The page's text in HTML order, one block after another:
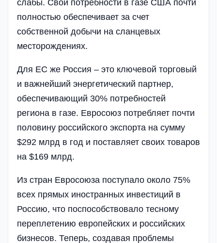
слабы. Свои потребности в газе США почти
полностью обеспечивает за счет
собственной добычи на сланцевых
месторождениях.
Для ЕС же Россия – это ключевой торговый
и важнейший энергетический партнер,
обеспечивающий 30% потребностей
региона в газе. Евросоюз потребляет почти
половину российского экспорта на сумму
$292 млрд в год и поставляет своих товаров
на $169 млрд.
Из стран Евросоюза поступало около 75%
всех прямых иностранных инвестиций в
Россию, что поспособствовало тесному
переплетению европейских и российских
бизнесов. Теперь, создавая проблемы